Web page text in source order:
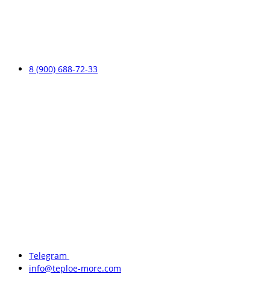
8 (900) 688-72-33
Telegram
info@teploe-more.com